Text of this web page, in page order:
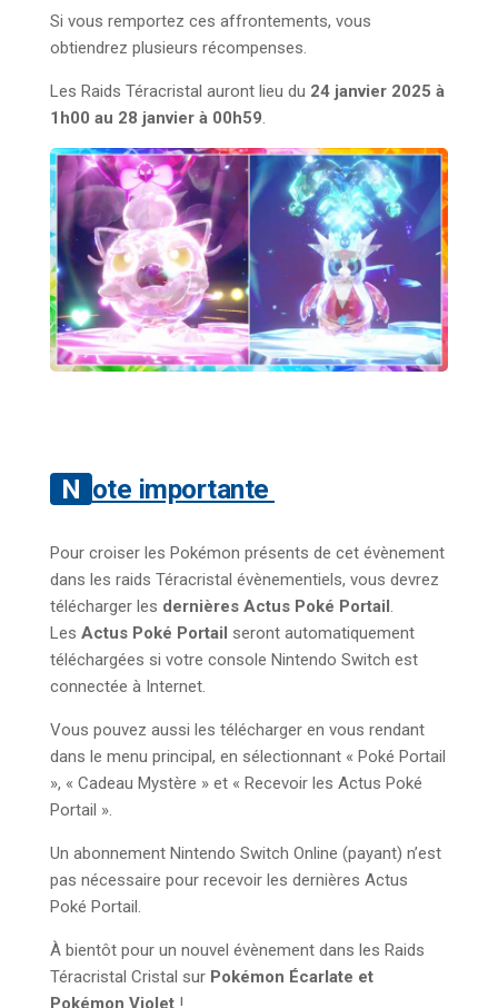
Si vous remportez ces affrontements, vous
obtiendrez plusieurs récompenses.
Les Raids Téracristal auront lieu du 24 janvier 2025 à
1h00 au 28 janvier à 00h59.
Note importante
Pour croiser les Pokémon présents de cet évènement
dans les raids Téracristal évènementiels, vous devrez
télécharger les dernières Actus Poké Portail.
Les Actus Poké Portail seront automatiquement
téléchargées si votre console Nintendo Switch est
connectée à Internet.
Vous pouvez aussi les télécharger en vous rendant
dans le menu principal, en sélectionnant « Poké Portail
», « Cadeau Mystère » et « Recevoir les Actus Poké
Portail ».
Un abonnement Nintendo Switch Online (payant) n’est
pas nécessaire pour recevoir les dernières Actus
Poké Portail.
À bientôt pour un nouvel évènement dans les Raids
Téracristal Cristal sur Pokémon Écarlate et
Pokémon Violet !